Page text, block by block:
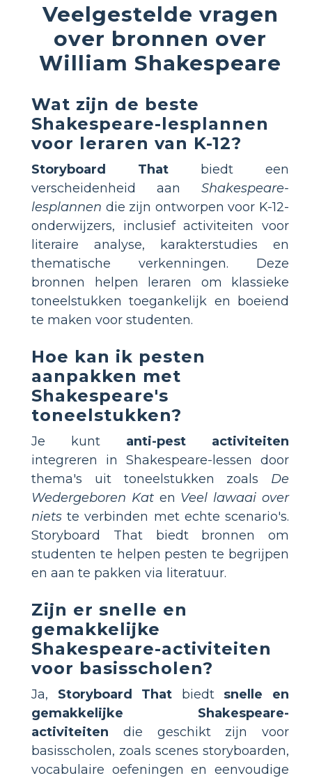
Veelgestelde vragen
over bronnen over
William Shakespeare
Wat zijn de beste
Shakespeare-lesplannen
voor leraren van K-12?
Storyboard That biedt een
verscheidenheid aan Shakespeare-
lesplannen die zijn ontworpen voor K-12-
onderwijzers, inclusief activiteiten voor
literaire analyse, karakterstudies en
thematische verkenningen. Deze
bronnen helpen leraren om klassieke
toneelstukken toegankelijk en boeiend
te maken voor studenten.
Hoe kan ik pesten
aanpakken met
Shakespeare's
toneelstukken?
Je kunt anti-pest activiteiten
integreren in Shakespeare-lessen door
thema's uit toneelstukken zoals De
Wedergeboren Katen Veel lawaai over
niets te verbinden met echte scenario's.
Storyboard That biedt bronnen om
studenten te helpen pesten te begrijpen
en aan te pakken via literatuur.
Zijn er snelle en
gemakkelijke
Shakespeare-activiteiten
voor basisscholen?
Ja, Storyboard That biedt snelle en
gemakkelijke Shakespeare-
activiteiten die geschikt zijn voor
basisscholen, zoals scenes storyboarden,
vocabulaire oefeningen en eenvoudige